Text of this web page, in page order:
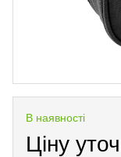
В наявності
Ціну